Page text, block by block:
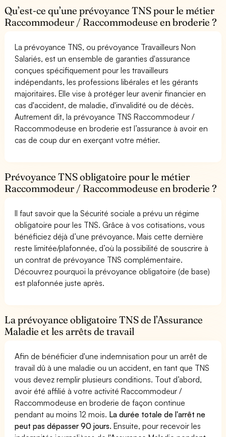
Qu’est-ce qu’une prévoyance TNS pour le métier
Raccommodeur / Raccommodeuse en broderie ?
La prévoyance TNS, ou prévoyance Travailleurs Non
Salariés, est un ensemble de garanties d'assurance
conçues spécifiquement pour les travailleurs
indépendants, les professions libérales et les gérants
majoritaires. Elle vise à protéger leur avenir financier en
cas d'accident, de maladie, d'invalidité ou de décès.
Autrement dit, la prévoyance TNS Raccommodeur /
Raccommodeuse en broderie est l’assurance à avoir en
cas de coup dur en exerçant votre métier.
Prévoyance TNS obligatoire pour le métier
Raccommodeur / Raccommodeuse en broderie ?
Il faut savoir que la Sécurité sociale a prévu un régime
obligatoire pour les TNS. Grâce à vos cotisations, vous
bénéficiez déjà d’une prévoyance. Mais cette dernière
reste limitée/plafonnée, d’où la possibilité de souscrire à
un contrat de prévoyance TNS complémentaire.
Découvrez pourquoi la prévoyance obligatoire (de base)
est plafonnée juste après.
La prévoyance obligatoire TNS de l’Assurance
Maladie et les arrêts de travail
Afin de bénéficier d'une indemnisation pour un arrêt de
travail dû à une maladie ou un accident, en tant que TNS
vous devez remplir plusieurs conditions. Tout d’abord,
avoir été affilié à votre activité Raccommodeur /
Raccommodeuse en broderie de façon continue
pendant au moins 12 mois. La durée totale de l'arrêt ne
peut pas dépasser 90 jours. Ensuite, pour recevoir les